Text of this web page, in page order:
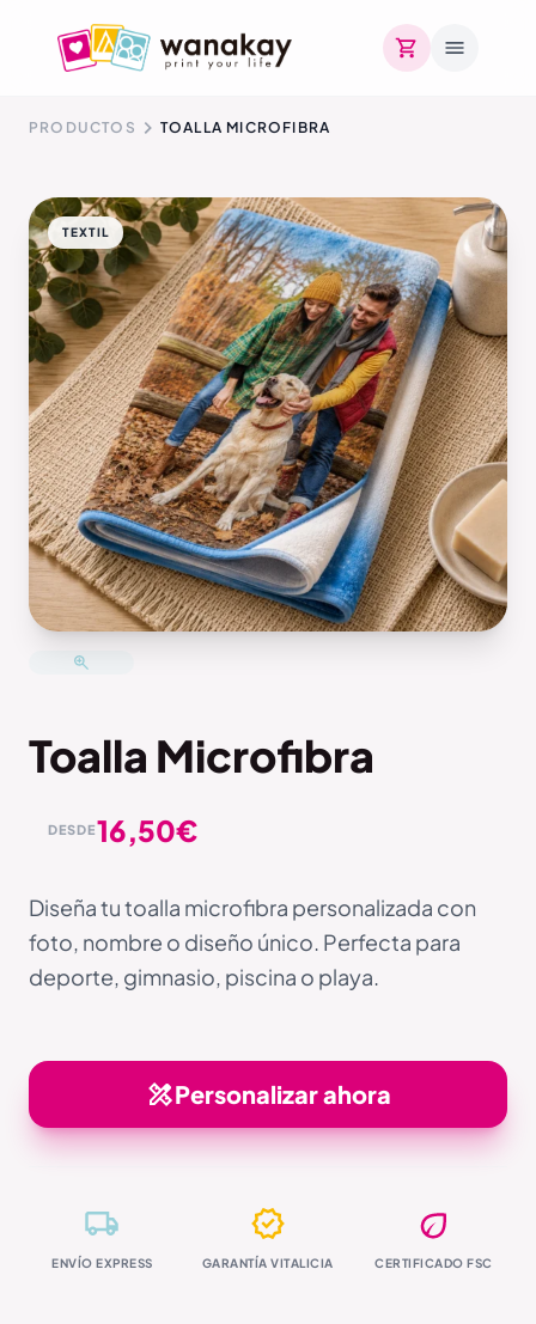
PRODUCTOS TOALLA MICROFIBRA
TEXTIL
Toalla Microfibra
DESDE16,50€
Diseña tu toalla microfibra personalizada con
foto, nombre o diseño único. Perfecta para
deporte, gimnasio, piscina o playa.
Personalizar ahora
ENVÍO EXPRESS GARANTÍA VITALICIA CERTIFICADO FSC